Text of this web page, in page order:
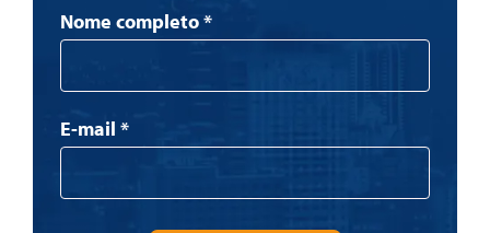
Newsletter
Nome completo*
E-mail *